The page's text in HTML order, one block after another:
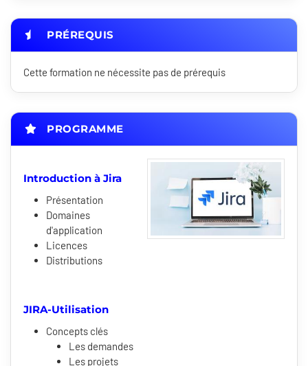
PRÉREQUIS
Cette formation ne nécessite pas de prérequis
PROGRAMME
Introduction à Jira
Présentation
Domaines
d'application
Licences
Distributions
JIRA-Utilisation
Concepts clés
Les demandes
Les projets